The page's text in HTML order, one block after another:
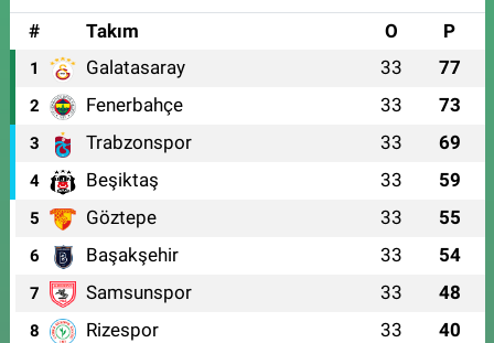
#
Takım O P
1 Galatasaray 33 77
2 Fenerbahçe 33 73
3 Trabzonspor 33 69
4 Beşiktaş 33 59
5 Göztepe 33 55
6 Başakşehir 33 54
7 Samsunspor 33 48
8 Rizespor 33 40